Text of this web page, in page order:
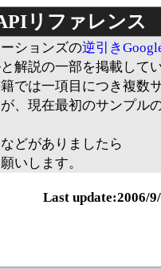
リファレンス
ションズの逆引き
解説の一部を掲載して
では一項目につき複数
、現在最初のサンプル
どがありましたら
いします。
Last update:2006/